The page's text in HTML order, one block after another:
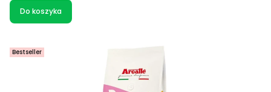
Do koszyka
Bestseller